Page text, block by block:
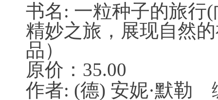
书名: 一粒种子的旅行
精妙之旅，展现自然
品）
原价：35.00
作者: (德) 安妮·默勒